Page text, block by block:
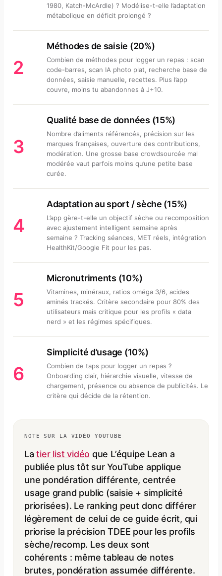
1980, Katch-McArdle) ? Modélise-t-elle l’adaptation
métabolique en déficit prolongé ?
2
Méthodes de saisie (20%)
Combien de méthodes pour logger un repas : scan
code-barres, scan IA photo plat, recherche base de
données, saisie manuelle, recettes. Plus l’app
couvre, moins tu abandonnes à J+10.
3
Qualité base de données (15%)
Nombre d’aliments référencés, précision sur les
marques françaises, ouverture des contributions,
modération. Une grosse base crowdsourcée mal
modérée vaut parfois moins qu’une petite base
curée.
4
Adaptation au sport / sèche (15%)
L’app gère-t-elle un objectif sèche ou recomposition
avec ajustement intelligent semaine après
semaine ? Tracking séances, MET réels, intégration
HealthKit/Google Fit pour les pas.
5
Micronutriments (10%)
Vitamines, minéraux, ratios oméga 3/6, acides
aminés trackés. Critère secondaire pour 80% des
utilisateurs mais critique pour les profils « data
nerd » et les régimes spécifiques.
6
Simplicité d’usage (10%)
Combien de taps pour logger un repas ?
Onboarding clair, hiérarchie visuelle, vitesse de
chargement, présence ou absence de publicités. Le
critère qui décide de la rétention.
NOTE SUR LA VIDÉO YOUTUBE
Latier list vidéo que L’équipe Lean a
publiée plus tôt sur YouTube applique
une pondération différente, centrée
usage grand public (saisie + simplicité
priorisées). Le ranking peut donc différer
légèrement de celui de ce guide écrit, qui
priorise la précision TDEE pour les profils
sèche/recomp. Les deux sont
cohérents : même tableau de notes
brutes, pondération assumée différente.